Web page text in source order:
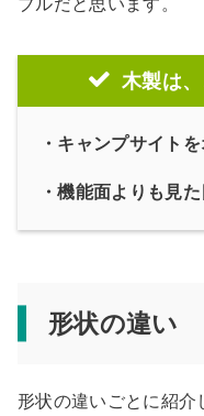
ブルだと思います。
木製は
・キャンプサイト
・機能面よりも見
形状の違い
形状の違いごとに紹介